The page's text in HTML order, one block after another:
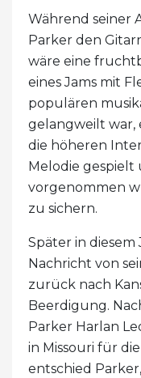
Während seiner
Parker den
wäre eine
eines Jams mit
populären
gelangweilt war,
die höheren
Melodie
vorgenommen
zu sichern.
Später in
Nachricht von
zurück nach
Beerdigung.
Parker Harlan
in Missouri für
entschied